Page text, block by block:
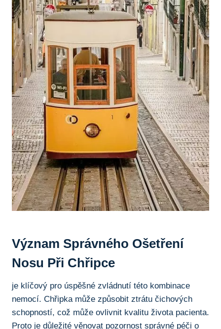
Význam Správného ‍ošetření
Nosu Při Chřipce
je klíčový⁤ pro úspěšné zvládnutí této kombinace
⁣nemocí. ​Chřipka může způsobit ‍ztrátu čichových
schopností, což může ovlivnit⁣ kvalitu života​ pacienta.
Proto je důležité‌ věnovat pozornost⁤ správné péči‌ o